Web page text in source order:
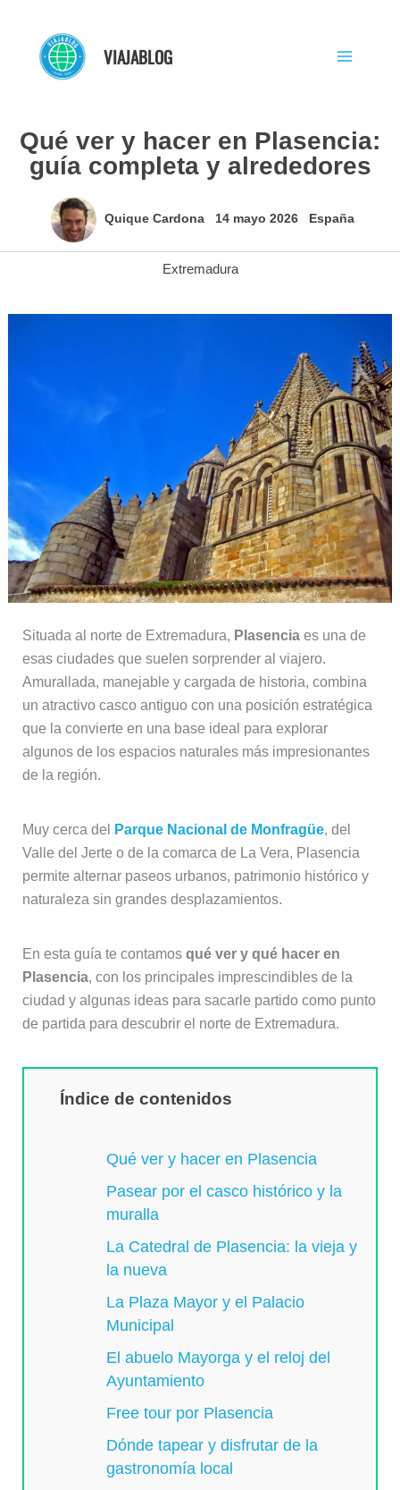
contenido
VIAJABLOG
Qué ver y hacer en Plasencia:
guía completa y alrededores
Quique Cardona 14 mayo 2026 España
Extremadura
Situada al norte de Extremadura, Plasenciaes una de
esas ciudades que suelen sorprender al viajero.
Amurallada, manejable y cargada de historia, combina
un atractivo casco antiguo con una posición estratégica
que la convierte en una base ideal para explorar
algunos de los espacios naturales más impresionantes
de la región.
Muy cerca del Parque Nacional de Monfragüe, del
Valle del Jerte o de la comarca de La Vera, Plasencia
permite alternar paseos urbanos, patrimonio histórico y
naturaleza sin grandes desplazamientos.
En esta guía te contamos qué ver y qué hacer en
Plasencia, con los principales imprescindibles de la
ciudad y algunas ideas para sacarle partido como punto
de partida para descubrir el norte de Extremadura.
Índice de contenidos
Qué ver y hacer en Plasencia
Pasear por el casco histórico y la
muralla
La Catedral de Plasencia: la vieja y
la nueva
La Plaza Mayor y el Palacio
Municipal
El abuelo Mayorga y el reloj del
Ayuntamiento
Free tour por Plasencia
Dónde tapear y disfrutar de la
gastronomía local